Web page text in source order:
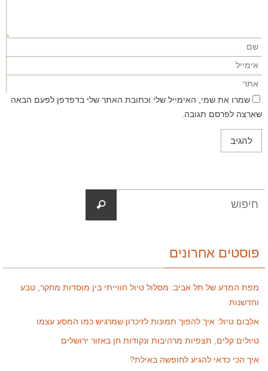
שמרו את שמי, האימייל שלי וכתובת האתר שלי בדפדפן לפעם הבאה
שארצה לפרסם תגובה.
פוסטים אחרונים
מפת המדע של תל אביב: מסלול טיול חווייתי בין מוסדות מחקר, טבע
וחדשנות
אלבום טיול: איך להפוך תמונות לזיכרון שמרגיש כמו המסע עצמו
טיולים קלים, תצפיות מרהיבות ונקודות חן באזור ירושלים
איך הכי כדאי להגיע לחופשה באילת?